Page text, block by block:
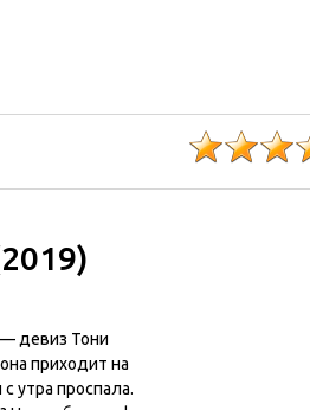
девиз Тони
приходит на
утра проспала.